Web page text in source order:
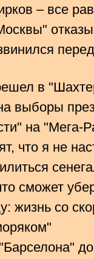
– все
в
выборы
на "Мега-
что я не
сможет
жизнь со